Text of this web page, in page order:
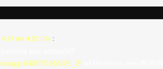
um 4:27 Uhr :
app/548570/RAGE_2/ist Minimum nen i5-3570